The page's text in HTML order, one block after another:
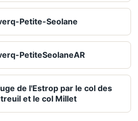
Petite-Seolane
PetiteSeolaneAR
de l'Estrop par le col des
et le col Millet